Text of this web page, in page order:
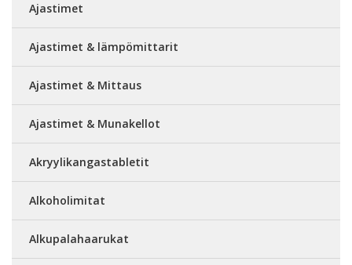
Ajastimet
Ajastimet & lämpömittarit
Ajastimet & Mittaus
Ajastimet & Munakellot
Akryylikangastabletit
Alkoholimitat
Alkupalahaarukat